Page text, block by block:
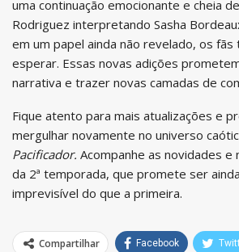
uma continuação emocionante e cheia
Rodriguez interpretando Sasha
em um papel ainda não revelado, os fãs
esperar. Essas novas adições
narrativa e trazer novas camadas de
Fique atento para mais atualizações e
mergulhar novamente no universo
Pacificador. Acompanhe as novidades e
da 2ª temporada, que promete ser
imprevisível do que a primeira.
Compartilhar Facebook